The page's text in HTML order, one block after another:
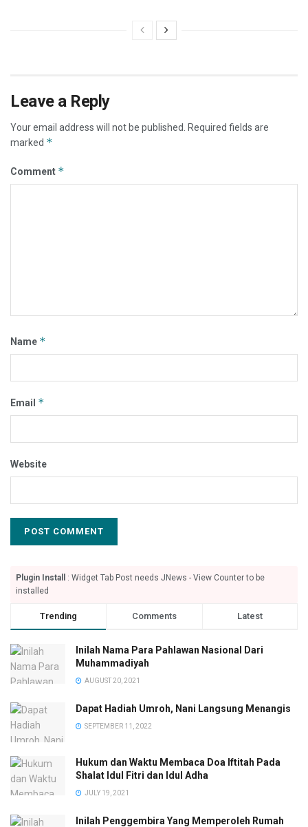
Leave a Reply
Your email address will not be published. Required fields are
marked *
Comment *
Name *
Email *
Website
Plugin Install
: Widget Tab Post needs JNews - View Counter to be
installed
Trending Comments Latest
Inilah Nama Para Pahlawan Nasional Dari
Muhammadiyah
AUGUST 20, 2021
Dapat Hadiah Umroh, Nani Langsung Menangis
SEPTEMBER 11, 2022
Hukum dan Waktu Membaca Doa Iftitah Pada
Shalat Idul Fitri dan Idul Adha
JULY 19, 2021
Inilah Penggembira Yang Memperoleh Rumah